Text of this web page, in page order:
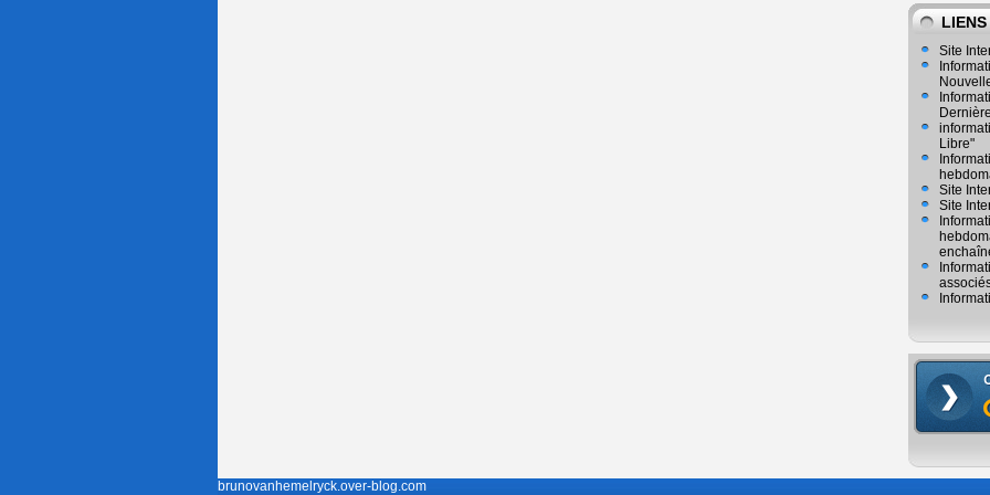
LIENS
Site
Libre"
Site
Site
brunovanhemelryck.over-blog.com